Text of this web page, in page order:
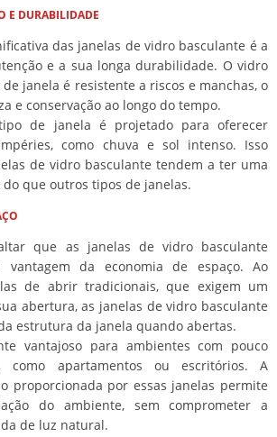
E DURABILIDADE
das janelas de vidro basculante é a
e a sua longa durabilidade. O vidro
janela é resistente a riscos e manchas, o
e conservação ao longo do tempo.
de janela é projetado para oferecer
como chuva e sol intenso. Isso
de vidro basculante tendem a ter uma
que outros tipos de janelas.
que as janelas de vidro basculante
vantagem da economia de espaço. Ao
de abrir tradicionais, que exigem um
abertura, as janelas de vidro basculante
estrutura da janela quando abertas.
vantajoso para ambientes com pouco
como apartamentos ou escritórios. A
proporcionada por essas janelas permite
do ambiente, sem comprometer a
de luz natural.